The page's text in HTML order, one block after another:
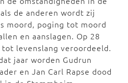
de anderen wordt zij
moord, poging tot moord
en aanslagen. Op 28
levenslang veroordeeld.
jaar worden Gudrun
en Jan Carl Rapse dood